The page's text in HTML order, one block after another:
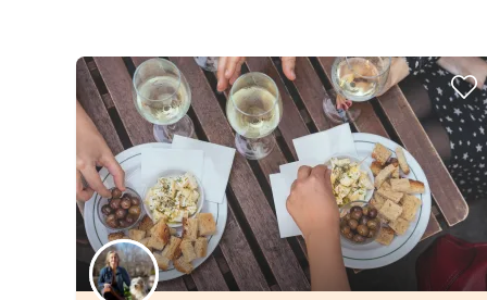
Elige tu local favorito